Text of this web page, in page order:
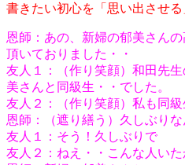
書きたい初心を「思い出させる
恩師：あの、新婦の郁美さん
頂いておりました・・
友人１：（作り笑顔）和田先
美さんと同級生・・でした。
友人２：（作り笑顔）私も同
恩師：（遮り繕う）久しぶりな
友人１：そう！久しぶりで
友人２：ねえ・・こんな人いた